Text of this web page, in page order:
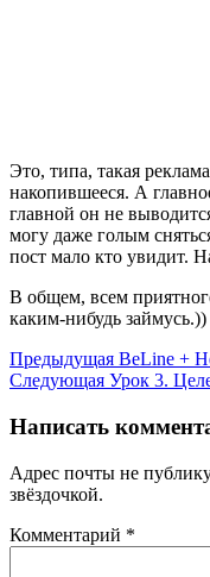
Это, типа, такая
накопившееся. А
главной он не
могу даже голым
пост мало кто увидит.
В общем, всем
каким-нибудь займусь.))
Предыдущая BeLine +
Следующая Урок 3.
Написать
Адрес почты не
звёздочкой.
Комментарий *